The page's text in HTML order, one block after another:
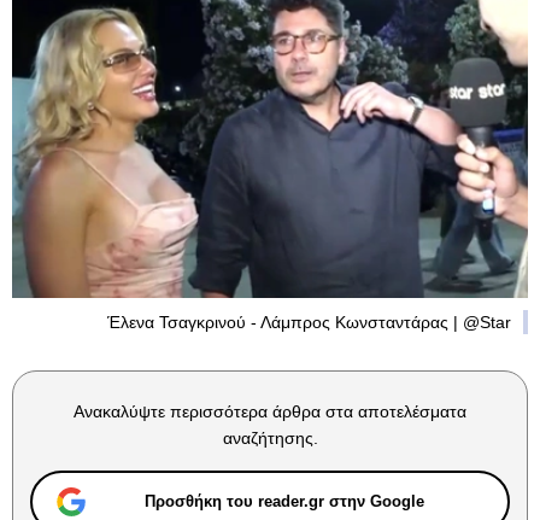
Έλενα Τσαγκρινού - Λάμπρος Κωνσταντάρας | @Star
Ανακαλύψτε περισσότερα άρθρα στα αποτελέσματα
αναζήτησης.
Προσθήκη του reader.gr στην Google